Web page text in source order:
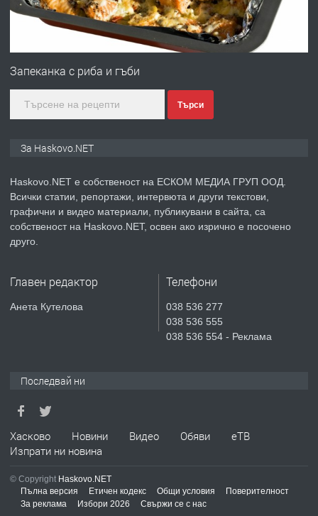
преди 2 дни
№4120 Магазин/Офис под наем в кв.
градската градина!
преди 3 дни
ПРЕДЛАГА
Продавам парцел в гр. Хасково кв.
СГЛОБЯВАНЕ НА МЕБЕЛИ.
апартамент под наем в кв.
преди 3 дни
Запеканка с риба и гъби
Търси
За Haskovo.NET
Haskovo.NET е собственост на ЕСКОМ МЕДИА ГРУП ООД.
Всички статии, репортажи, интервюта и други текстови,
графични и видео материали, публикувани в сайта, са
собственост на Haskovo.NET, освен ако изрично е посочено
друго.
Главен редактор
Анета Кутелова
Телефони
038 536 277
038 536 555
038 536 554 - Реклама
Последвай ни
Хасково Новини Видео Обяви
еТВ
Изпрати ни новина
© Copyright Haskovo.NET
Пълна версия
Етичен кодекс Общи условия
Поверителност
За реклама
Избори 2026 Свържи се с нас